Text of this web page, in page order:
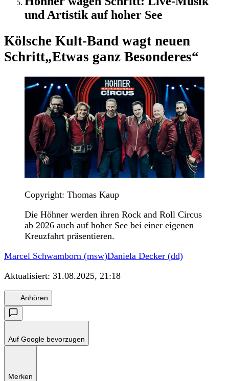
und Artistik auf hoher See
Kölsche Kult-Band wagt neuen
Schritt„Etwas ganz Besonderes“
Copyright: Thomas Kaup
Die Höhner werden ihren Rock and Roll Circus
ab 2026 auch auf hoher See bei einer eigenen
Kreuzfahrt präsentieren.
Marcel Schwamborn (msw)Daniela Decker (dd)
Aktualisiert: 31.08.2025, 21:18
Anhören
Auf Google bevorzugen
Merken